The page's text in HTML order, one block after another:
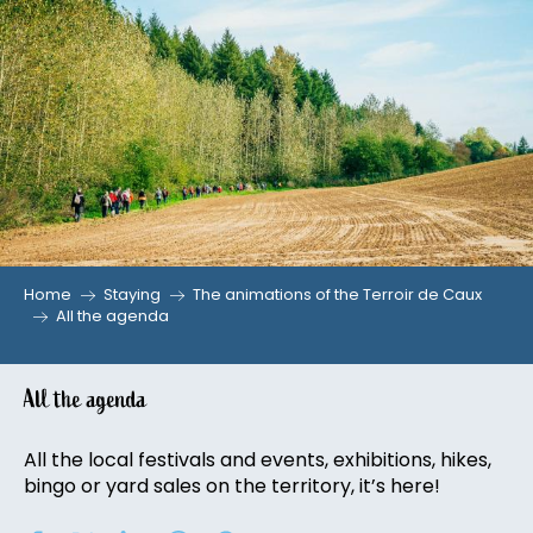
Aller
au
contenu
principal
Home Staying
The animations of the Terroir de Caux
All the agenda
All the agenda
All the local festivals and events, exhibitions, hikes,
bingo or yard sales on the territory, it’s here!